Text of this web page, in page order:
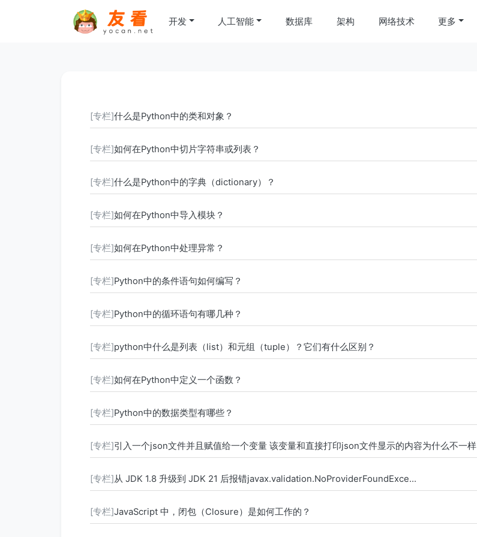
开发 人工智能 数据库 架构 网络技术 更多
[专栏]什么是Python中的类和对象？
[专栏]如何在Python中切片字符串或列表？
[专栏]什么是Python中的字典（dictionary）？
[专栏]如何在Python中导入模块？
[专栏]如何在Python中处理异常？
[专栏]Python中的条件语句如何编写？
[专栏]Python中的循环语句有哪几种？
[专栏]python中什么是列表（list）和元组（tuple）？它们有什么区别？
[专栏]如何在Python中定义一个函数？
[专栏]Python中的数据类型有哪些？
[专栏]引入一个json文件并且赋值给一个变量 该变量和直接打印json文件显示的内容为什么不一样
[专栏]从 JDK 1.8 升级到 JDK 21 后报错javax.validation.NoProviderFoundExce...
[专栏]JavaScript 中，闭包（Closure）是如何工作的？